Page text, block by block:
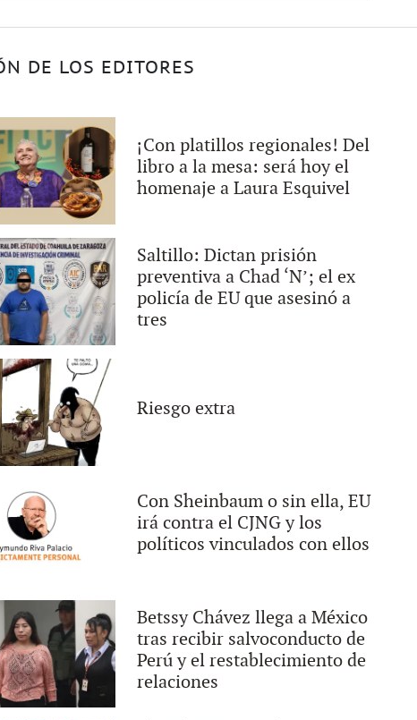
DE LOS EDITORES
¡Con platillos regionales! Del
libro a la mesa: será hoy el
homenaje a Laura Esquivel
Saltillo: Dictan prisión
preventiva a Chad ‘N’; el ex
policía de EU que asesinó a
tres
Riesgo extra
Con Sheinbaum o sin ella, EU
irá contra el CJNG y los
políticos vinculados con ellos
Betssy Chávez llega a México
tras recibir salvoconducto de
Perú y el restablecimiento de
relaciones